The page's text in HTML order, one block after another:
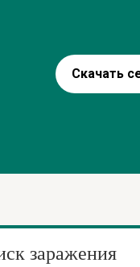
Скачать
заражения